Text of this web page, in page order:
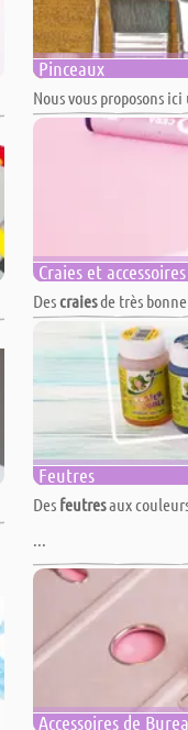
Pinceaux
Nous vous proposons
Craies et accessoires
Descraiesde très
Feutres
Des feutresaux
Accessoires de